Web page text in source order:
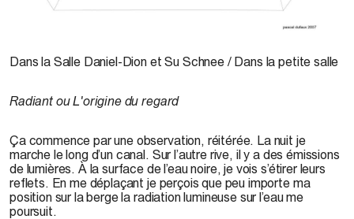
Dans la Salle Daniel-Dion et Su Schnee / Dans la petite salle
Radiant ou L'origine du regard
Ça commence par une observation, réitérée. La nuit je
marche le long d’un canal. Sur l’autre rive, il y a des émissions
de lumières. À la surface de l’eau noire, je vois s’étirer leurs
reflets. En me déplaçant je perçois que peu importe ma
position sur la berge la radiation lumineuse sur l’eau me
poursuit.